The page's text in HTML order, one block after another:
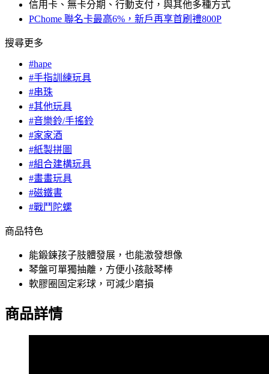
信用卡、無卡分期、行動支付，與其他多種方式
PChome 聯名卡最高6%，新戶再享首刷禮800P
搜尋更多
#hape
#手指訓練玩具
#串珠
#其他玩具
#音樂鈴/手搖鈴
#家家酒
#紙製拼圖
#組合建構玩具
#畫畫玩具
#磁鐵書
#戰鬥陀螺
商品特色
能鍛鍊孩子肢體發展，也能激發想像
琴盤可單獨抽離，方便小孩敲琴棒
軟膠圈固定彩球，可減少磨損
商品詳情